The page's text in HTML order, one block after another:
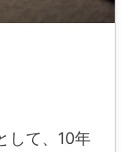
して、10年